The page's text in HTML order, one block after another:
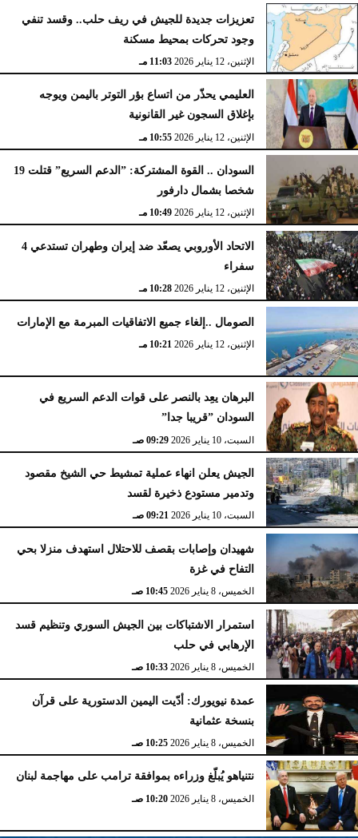
تعزيزات جديدة للجيش في ريف حلب.. وقسد تنفي
وجود تحركات بمحيط مسكنة
الإثنين، 12 يناير 2026 11:03 مـ
العليمي يحذّر من اتساع بؤر التوتر باليمن ويوجه
بإغلاق السجون غير القانونية
الإثنين، 12 يناير 2026 10:55 مـ
السودان .. القوة المشتركة: ”الدعم السريع” قتلت 19
شخصا بشمال دارفور
الإثنين، 12 يناير 2026 10:49 مـ
الاتحاد الأوروبي يصعّد ضد إيران وطهران تستدعي 4
سفراء
الإثنين، 12 يناير 2026 10:28 مـ
الصومال ..إلغاء جميع الاتفاقيات المبرمة مع الإمارات
الإثنين، 12 يناير 2026 10:21 مـ
البرهان يعِد بالنصر على قوات الدعم السريع في
السودان ”قريبا جدا”
السبت، 10 يناير 2026 09:29 صـ
الجيش يعلن انهاء عملية تمشيط حي الشيخ مقصود
وتدمير مستودع ذخيرة لقسد
السبت، 10 يناير 2026 09:21 صـ
شهيدان وإصابات بقصف للاحتلال استهدف منزلا بحي
التفاح في غزة
الخميس، 8 يناير 2026 10:45 صـ
استمرار الاشتباكات بين الجيش السوري وتنظيم قسد
الإرهابي في حلب
الخميس، 8 يناير 2026 10:33 صـ
عمدة نيويورك: أدّيت اليمين الدستورية على قرآن
بنسخة عثمانية
الخميس، 8 يناير 2026 10:25 صـ
نتنياهو يُبلّغ وزراءه بموافقة ترامب على مهاجمة لبنان
الخميس، 8 يناير 2026 10:20 صـ